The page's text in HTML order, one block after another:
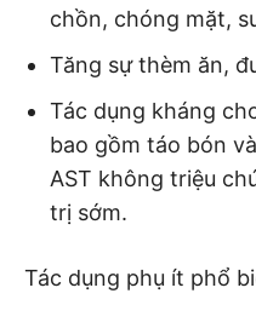
chồn, chóng mặt,
Tăng sự thèm ăn,
Tác dụng kháng
bao gồm táo bón
AST không triệu
trị sớm.
Tác dụng phụ ít phổ